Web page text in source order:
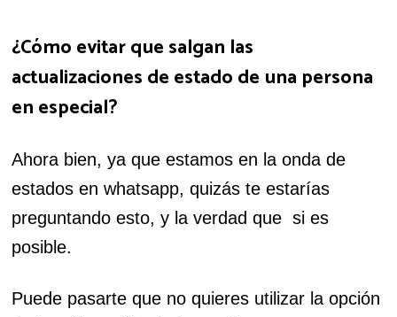
¿Cómo evitar que salgan las
actualizaciones de estado de una persona
en especial?
Ahora bien, ya que estamos en la onda de
estados en whatsapp, quizás te estarías
preguntando esto, y la verdad que si es
posible.
Puede pasarte que no quieres utilizar la opción